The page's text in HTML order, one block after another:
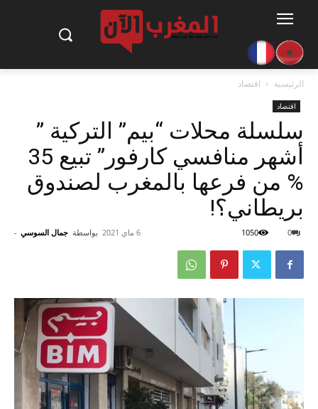
الرئيسية اقتصاد
اقتصاد
سلسلة محلات “بيم” التركية ”
أشهر منافسي كارفور” تبيع 35
% من فرعها بالمغرب لصندوق
بريطاني؟!
بواسطة جمال السوسي - 6 ماي 2021 0
1050